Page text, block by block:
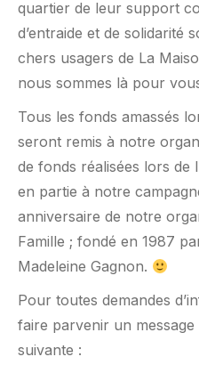
quartier de leur support
d’entraide et de solidarité
chers usagers de La
nous sommes là pour
Tous les fonds amassés
seront remis à notre
de fonds réalisées lors de
en partie à notre
anniversaire de notre
Famille ; fondé en 1987
Madeleine Gagnon.
Pour toutes demandes
faire parvenir un message
suivante :